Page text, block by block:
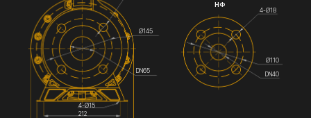
НФ
DN65
DN40
Ø145
4-Ø15
212
4-Ø18
Ø110